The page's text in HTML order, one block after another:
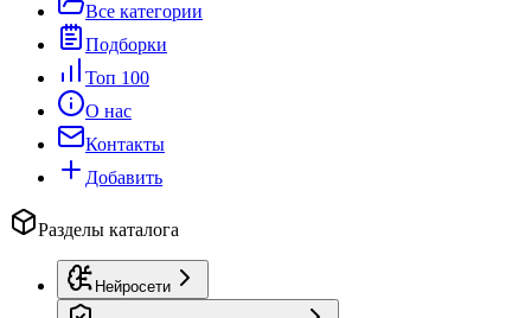
Все категории
Подборки
Топ 100
О нас
Контакты
Добавить
Разделы каталога
Нейросети